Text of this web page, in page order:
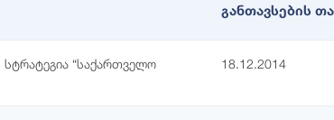
განთავსების
სტრატეგია “საქართველო
18.12.2014